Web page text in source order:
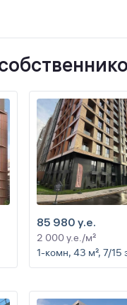
85 980 y.e.
2 000 y.e./м²
1-комн, 43 м², 7/15